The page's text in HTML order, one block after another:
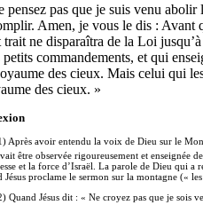
pensez pas que je suis venu
Amen, je vous le dis : Avant
trait ne disparaîtra de la Loi
petits commandements, et qui
des cieux. Mais celui qui
des cieux. »
Après avoir entendu la voix de Dieu sur le
être observée rigoureusement et enseignée
et la force d’Israël. La parole de Dieu qui
Jésus proclame le sermon sur la montagne («
Quand Jésus dit : « Ne croyez pas que je sois